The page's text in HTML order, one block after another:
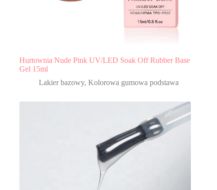
Hurtownia Nude Pink UV/LED Soak Off Rubber Base
Gel 15ml
Lakier bazowy, Kolorowa gumowa podstawa